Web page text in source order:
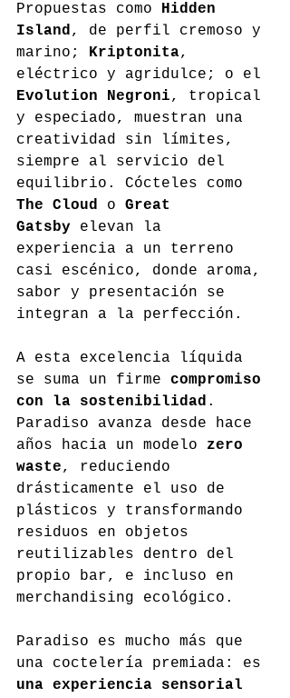
Propuestas como Hidden
Island, de perfil cremoso y
marino; Kriptonita,
eléctrico y agridulce; o el
Evolution Negroni, tropical
y especiado, muestran una
creatividad sin límites,
siempre al servicio del
equilibrio. Cócteles como
The Cloud o Great
Gatsby elevan la
experiencia a un terreno
casi escénico, donde aroma,
sabor y presentación se
integran a la perfección.
A esta excelencia líquida
se suma un firme compromiso
con la sostenibilidad .
Paradiso avanza desde hace
años hacia un modelo zero
waste, reduciendo
drásticamente el uso de
plásticos y transformando
residuos en objetos
reutilizables dentro del
propio bar, e incluso en
merchandising ecológico.
Paradiso es mucho más que
una coctelería premiada: es
una experiencia sensorial